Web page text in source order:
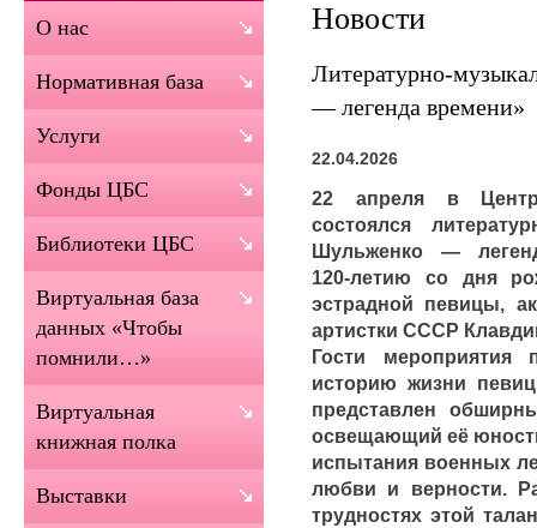
Новости
— легенда времени»
22.04.2026
22 апреля в
состоялся
Шульженко —
120‑летию со дня
эстрадной певицы,
артистки СССР
Гости мероприятия
историю жизни
представлен
освещающий её
испытания военных
любви и верности.
трудностях этой
О нас
Нормативная база
Услуги
Фонды ЦБС
Библиотеки ЦБС
Виртуальная база
данных «Чтобы
помнили…»
Виртуальная
книжная полка
Выставки